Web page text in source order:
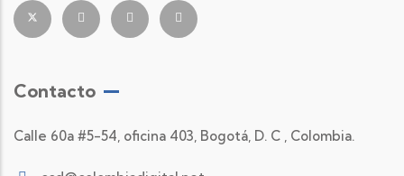
Contacto
Calle 60a #5-54, oficina 403, Bogotá, D. C , Colombia.